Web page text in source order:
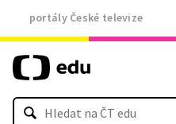
portály České televize